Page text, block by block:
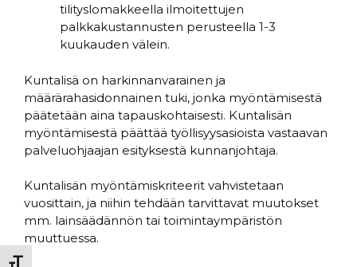
tilityslomakkeella ilmoitettujen
palkkakustannusten perusteella 1-3
kuukauden välein.
Kuntalisä on harkinnanvarainen ja
määrärahasidonnainen tuki, jonka myöntämisestä
päätetään aina tapauskohtaisesti. Kuntalisän
myöntämisestä päättää työllisyysasioista vastaavan
palveluohjaajan esityksestä kunnanjohtaja.
Kuntalisän myöntämiskriteerit vahvistetaan
vuosittain, ja niihin tehdään tarvittavat muutokset
mm. lainsäädännön tai toimintaympäristön
muuttuessa.